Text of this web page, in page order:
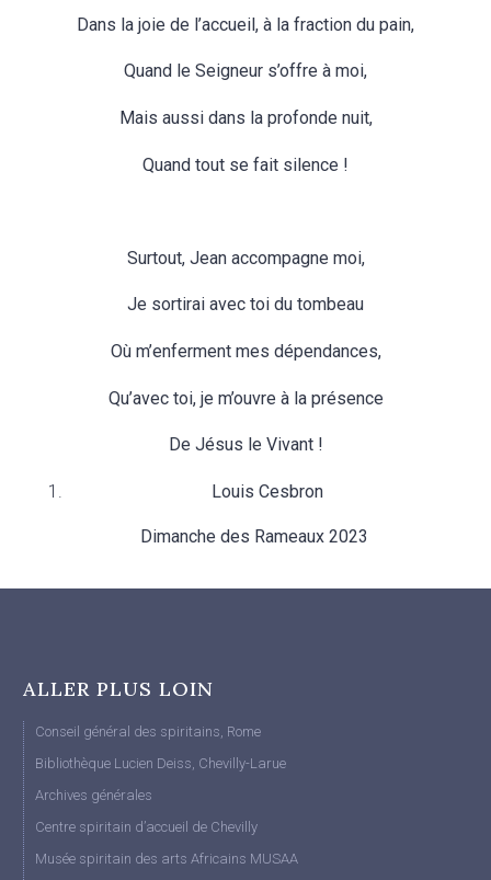
Dans la joie de l’accueil, à la fraction du pain,
Quand le Seigneur s’offre à moi,
Mais aussi dans la profonde nuit,
Quand tout se fait silence !
Surtout, Jean accompagne moi,
Je sortirai avec toi du tombeau
Où m’enferment mes dépendances,
Qu’avec toi, je m’ouvre à la présence
De Jésus le Vivant !
Louis Cesbron
Dimanche des Rameaux 2023
ALLER PLUS LOIN
Conseil général des spiritains, Rome
Bibliothèque Lucien Deiss, Chevilly-Larue
Archives générales
Centre spiritain d’accueil de Chevilly
Musée spiritain des arts Africains MUSAA